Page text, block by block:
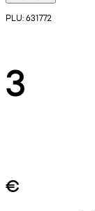
PLU: 631772
3
€